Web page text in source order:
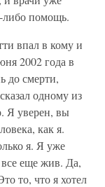
либо помощь.
впал в кому и
2002 года в
до смерти,
одному из
Я уверен, вы
как я.
я. Я уже
еще жив. Да,
то, что я хотел